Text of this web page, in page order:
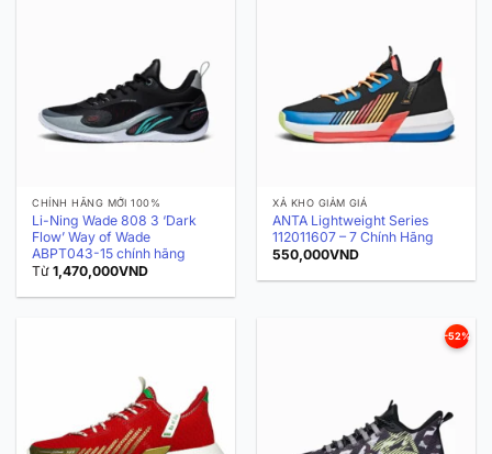
CHÍNH HÃNG MỚI 100%
Li-Ning Wade 808 3 ‘Dark
Flow’ Way of Wade
ABPT043-15 chính hãng
Từ1,470,000VND
XẢ KHO GIẢM GIÁ
ANTA Lightweight Series
112011607 – 7 Chính Hãng
550,000VND
-52%